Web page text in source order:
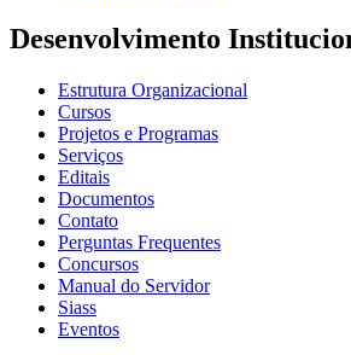
Desenvolvimento
Estrutura Organizacional
Cursos
Projetos e Programas
Serviços
Editais
Documentos
Contato
Perguntas Frequentes
Concursos
Manual do Servidor
Siass
Eventos